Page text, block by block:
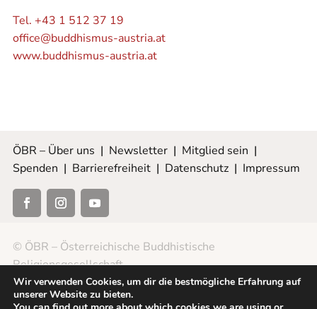
Tel. +43 1 512 37 19
office@buddhismus-austria.at
www.buddhismus-austria.at
ÖBR – Über uns | Newsletter| Mitglied sein |
Spenden | Barrierefreiheit| Datenschutz| Impressum
© ÖBR – Österreichische Buddhistische
Religionsgesellschaft
Wir verwenden Cookies, um dir die bestmögliche Erfahrung auf
unserer Website zu bieten.